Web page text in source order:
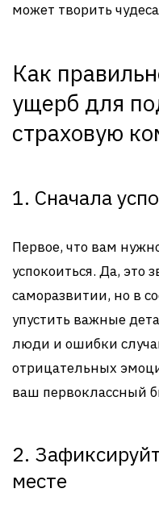
может творить
Как
ущерб для
страховую
1. Сначала
Первое, что вам
успокоиться. Да, это
саморазвитии, но в
упустить важные
люди и ошибки
отрицательных
ваш первоклассный
2.
месте